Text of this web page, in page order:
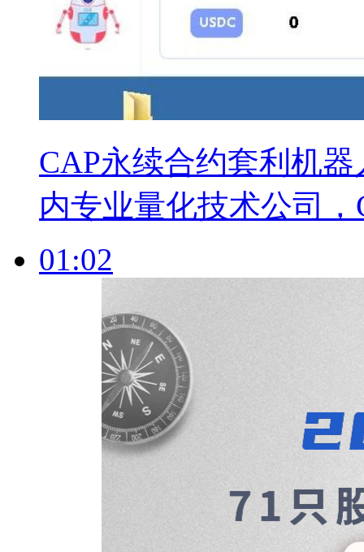
CAP永续合约套利机
内专业量化技术公司
01:02